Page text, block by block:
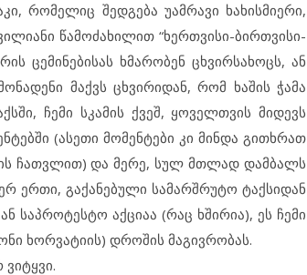
რომელიც შედგება უამრავი ხახისმიერი,
წამოძახილით “ხერთვისი-ბირთვისი-
ცემინებისას ხმარობენ ცხვირსახოცს, ან
მაქვს ცხვირიდან, რომ ხაშის ჭამა
ჩემი სკამის ქვეშ, ყოველთვის მიდევს
(ასეთი მომენტები კი მინდა გითხრათ
ჩათვლით) და მერე, სულ მთლად დამბალს
ერთი, გაქანებული სამარშრუტო ტაქსიდან
საპროტესტო აქციაა (რაც ხშირია), ეს ჩემი
ხორვატიის) დროშის მაგივრობას.